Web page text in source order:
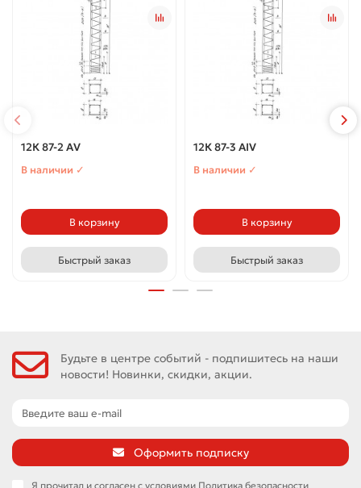
12К 87-2 АV
В наличии ✓
В корзину
Быстрый заказ
12К 87-3 АIV
В наличии ✓
В корзину
Быстрый заказ
Будьте в центре событий - подпишитесь на наши
новости! Новинки, скидки, акции.
Оформить подписку
Я прочитал и согласен с условиями Политика безопасности